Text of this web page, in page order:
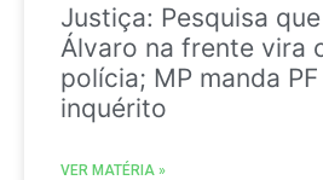
Justiça: Pesquisa
Álvaro na frente vira
polícia; MP manda
inquérito
VER MATÉRIA »